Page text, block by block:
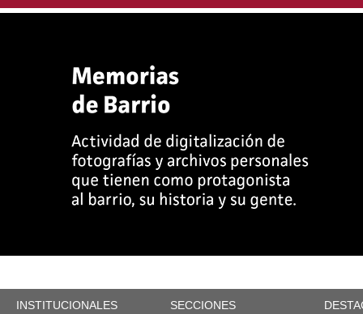
INSTITUCIONALES SECCIONES